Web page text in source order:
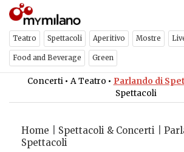
Teatro Spettacoli Aperitivo Mostre
Food and Beverage Green
Concerti • A Teatro • Parlando di
Spettacoli
Home Spettacoli & Concerti
Spettacoli